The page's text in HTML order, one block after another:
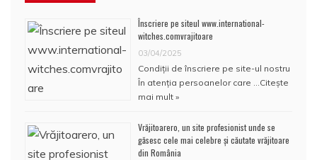
Înscriere pe siteul www.international-
witches.comvrajitoare
03/04/2025
Condiţii de înscriere pe site-ul nostru
În atenţia persoanelor care …Citește
mai mult »
Vrăjitoarero, un site profesionist unde se
găsesc cele mai celebre și căutate vrăjitoare
din România